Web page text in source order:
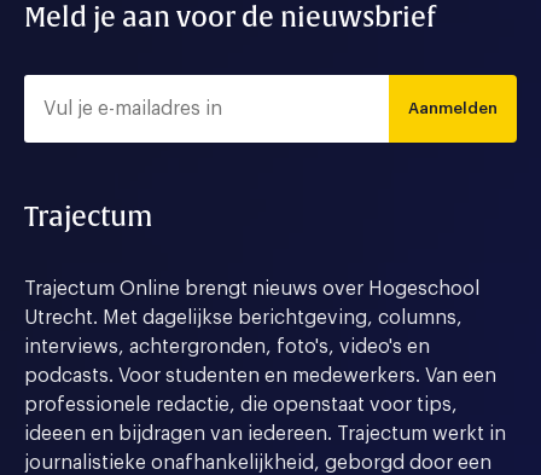
Meld je aan voor de nieuwsbrief
Aanmelden
Trajectum
Trajectum Online brengt nieuws over Hogeschool
Utrecht. Met dagelijkse berichtgeving, columns,
interviews, achtergronden, foto's, video's en
podcasts. Voor studenten en medewerkers. Van een
professionele redactie, die openstaat voor tips,
ideeen en bijdragen van iedereen. Trajectum werkt in
journalistieke onafhankelijkheid, geborgd door een